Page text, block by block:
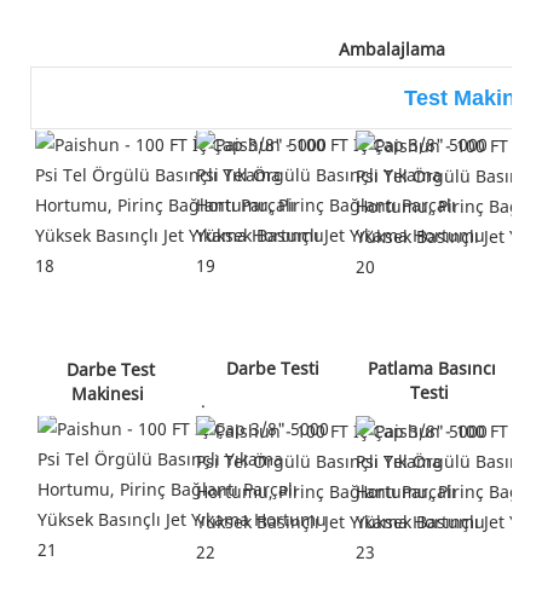
Ambalajlama
Test
Makinesi
Darbe Testi
.
Testi